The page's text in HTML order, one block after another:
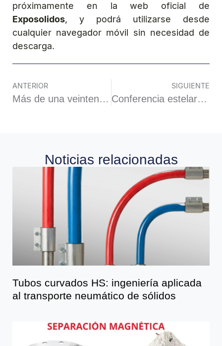
próximamente en la web oficial de
Exposolidos, y podrá utilizarse desde
cualquier navegador móvil sin necesidad de
descarga.
ANTERIOR
Más de una veintena de ‘media partners’ amplificaran el impacto de Exposolidos
SIGUIENTE
Conferencia estelar de Marc Vidal en Exposolidos 2026: ¿Llegas a tiempo al futuro?
Noticias relacionadas
Tubos curvados HS: ingeniería aplicada
al transporte neumático de sólidos